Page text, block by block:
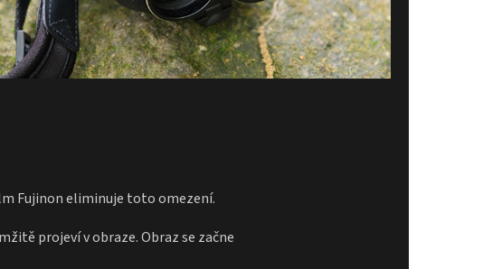
Fujinon eliminuje toto omezení.
projeví v obraze. Obraz se začne